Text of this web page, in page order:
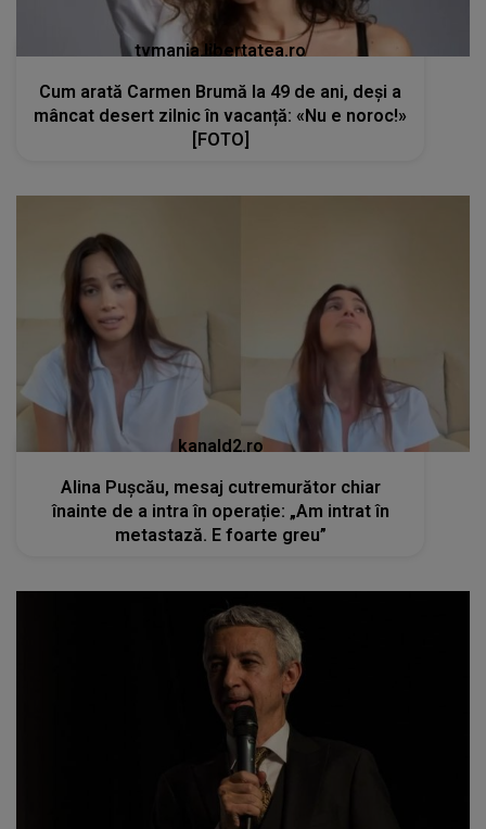
tvmania.libertatea.ro
Cum arată Carmen Brumă la 49 de ani, deși a
mâncat desert zilnic în vacanță: «Nu e noroc!»
[FOTO]
kanald2.ro
Alina Pușcău, mesaj cutremurător chiar
înainte de a intra în operație: „Am intrat în
metastază. E foarte greu”